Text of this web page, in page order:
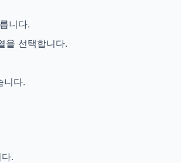
니다.
을 선택합니다.
니다.
.